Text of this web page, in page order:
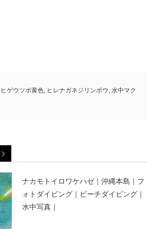
ゲウツボ黄色, ヒレナガネジリンボウ, 水中マク
ナカモトイロワケハゼ｜沖縄本島｜フ
ォトダイビング｜ビーチダイビング｜
水中写真｜